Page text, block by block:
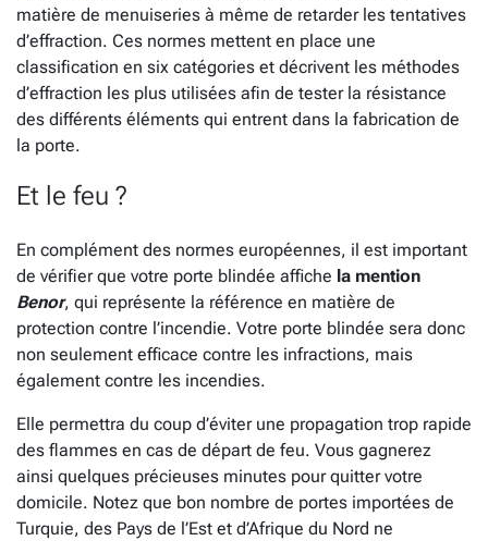
matière de menuiseries à même de retarder les tentatives
d’effraction. Ces normes mettent en place une
classification en six catégories et décrivent les méthodes
d’effraction les plus utilisées afin de tester la résistance
des différents éléments qui entrent dans la fabrication de
la porte.
Et le feu ?
En complément des normes européennes, il est important
de vérifier que votre porte blindée affiche la mention
Benor, qui représente la référence en matière de
protection contre l’incendie. Votre porte blindée sera donc
non seulement efficace contre les infractions, mais
également contre les incendies.
Elle permettra du coup d’éviter une propagation trop rapide
des flammes en cas de départ de feu. Vous gagnerez
ainsi quelques précieuses minutes pour quitter votre
domicile. Notez que bon nombre de portes importées de
Turquie, des Pays de l’Est et d’Afrique du Nord ne